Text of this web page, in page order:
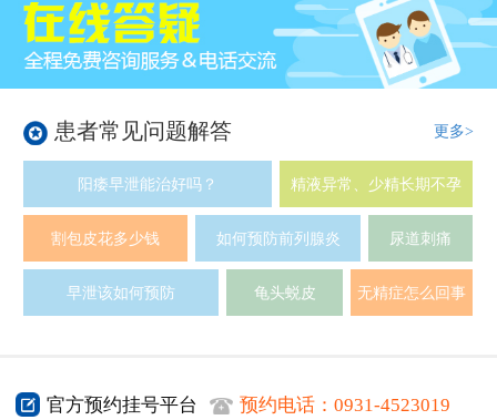
患者常见问题解答 更多>
阳痿早泄能治好吗？ 精液异常、少精长期不孕
割包皮花多少钱 如何预防前列腺炎 尿道刺痛
早泄该如何预防 龟头蜕皮 无精症怎么回事
官方预约挂号平台 预约电话：0931-4523019